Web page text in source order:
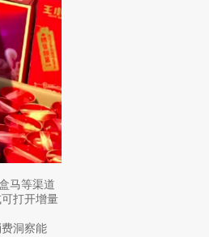
马等渠道
打开增量
洞察能